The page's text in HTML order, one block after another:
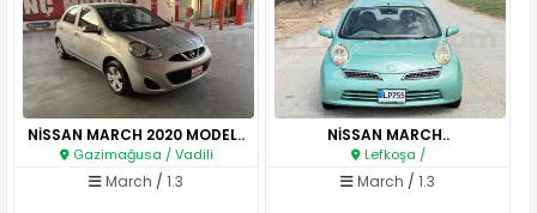
NİSSAN MARCH 2020 MODEL..
Gazimağusa / Vadili
March / 1.3
NİSSAN MARCH..
Lefkoşa /
March /1.3